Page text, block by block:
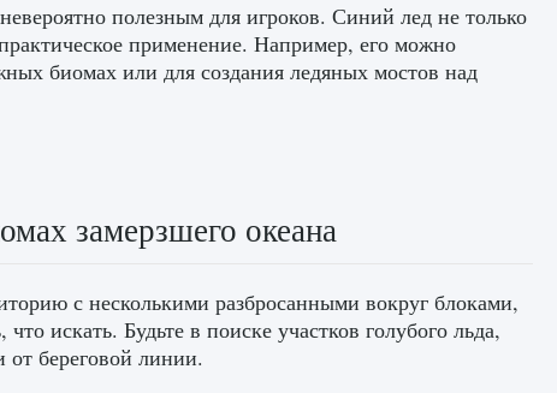
полезным для игроков. Синий лед не только
применение. Например, его можно
биомах или для создания ледяных мостов над
замерзшего океана
с несколькими разбросанными вокруг блоками,
искать. Будьте в поиске участков голубого льда,
от береговой линии.